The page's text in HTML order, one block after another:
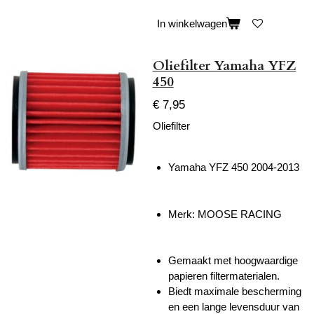
In winkelwagen
Oliefilter Yamaha YFZ
450
€ 7,95
Oliefilter
Yamaha YFZ 450 2004-2013
Merk: MOOSE RACING
Gemaakt met hoogwaardige
papieren filtermaterialen.
Biedt maximale bescherming
en een lange levensduur van